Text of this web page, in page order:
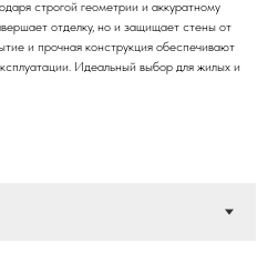
строгой геометрии и аккуратному
отделку, но и защищает стены от
и прочная конструкция обеспечивают
Идеальный выбор для жилых и